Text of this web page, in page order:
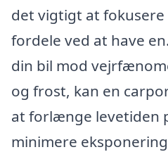
det vigtigt at
fordele ved at have
din bil mod
og frost, kan en
at forlænge levetiden
minimere